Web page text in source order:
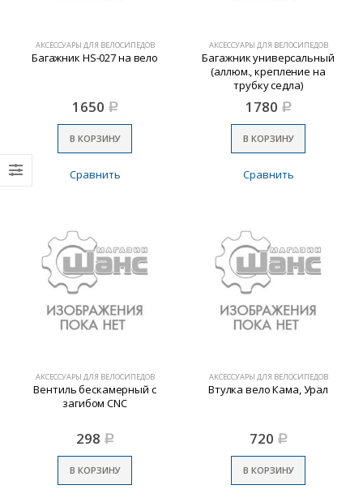
АКСЕССУАРЫ ДЛЯ ВЕЛОСИПЕДОВ
Багажник HS-027 на вело
1650 Р
В КОРЗИНУ
Сравнить
АКСЕССУАРЫ ДЛЯ ВЕЛОСИПЕДОВ
Багажник универсальный
(аллюм., крепление на
трубку седла)
1780 Р
В КОРЗИНУ
Сравнить
АКСЕССУАРЫ ДЛЯ ВЕЛОСИПЕДОВ
Вентиль бескамерный с
загибом CNC
298 Р
В КОРЗИНУ
АКСЕССУАРЫ ДЛЯ ВЕЛОСИПЕДОВ
Втулка вело Кама, Урал
720 Р
В КОРЗИНУ